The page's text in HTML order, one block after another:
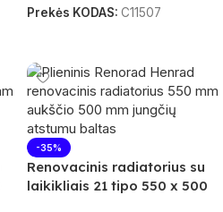
Prekės KODAS: C11507
-35%
Renovacinis radiatorius su
laikikliais 21 tipo 550 x 500